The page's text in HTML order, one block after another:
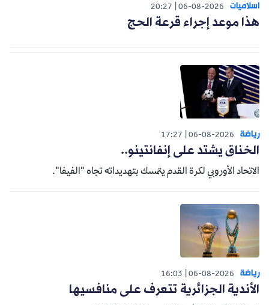
اسلاميات 06-08-2026
20:27
هذا موعد إجراء قرعة الحج
رياضة 06-08-2026
17:27
الخناق يشتد على إنفانتينو..
الاتحاد الأوروبي لكرة القدم يتمسك بتهديداته تجاه "الفيفا".
رياضة 06-08-2026
16:03
الأندية الجزائرية تتعرف على منافسيها